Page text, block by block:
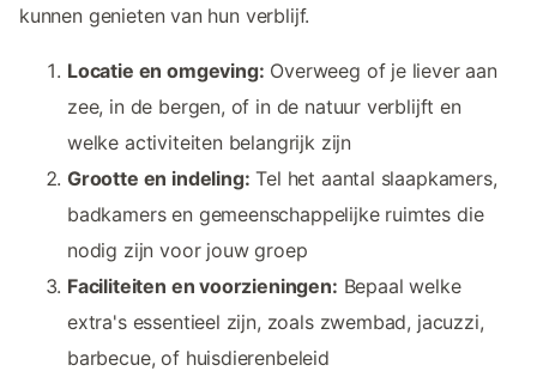
kunnen genieten van hun verblijf.
Locatie en omgeving: Overweeg of je liever aan
zee, in de bergen, of in de natuur verblijft en
welke activiteiten belangrijk zijn
Grootte en indeling: Tel het aantal slaapkamers,
badkamers en gemeenschappelijke ruimtes die
nodig zijn voor jouw groep
Faciliteiten en voorzieningen: Bepaal welke
extra's essentieel zijn, zoals zwembad, jacuzzi,
barbecue, of huisdierenbeleid